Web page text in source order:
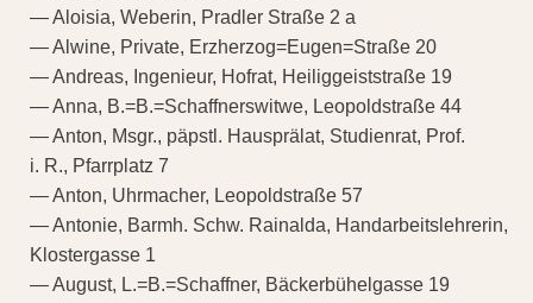
— Aloisia, Weberin, Pradler Straße 2 a
— Alwine, Private, Erzherzog=Eugen=Straße 20
— Andreas, Ingenieur, Hofrat, Heiliggeiststraße 19
— Anna, B.=B.=Schaffnerswitwe, Leopoldstraße 44
— Anton, Msgr., päpstl. Hausprälat, Studienrat, Prof.
i. R., Pfarrplatz 7
— Anton, Uhrmacher, Leopoldstraße 57
— Antonie, Barmh. Schw. Rainalda, Handarbeitslehrerin,
Klostergasse 1
— August, L.=B.=Schaffner, Bäckerbühelgasse 19